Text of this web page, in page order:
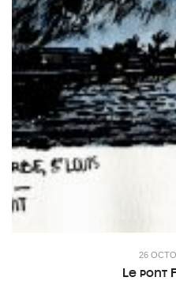
26
Le pont